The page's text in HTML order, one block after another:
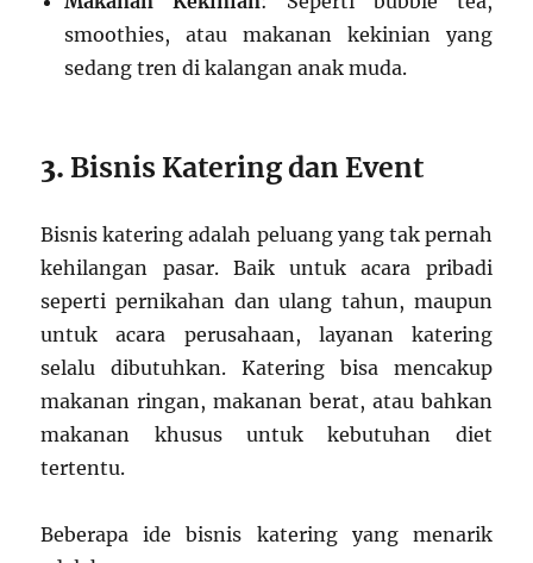
smoothies, atau makanan kekinian yang
sedang tren di kalangan anak muda.
3. Bisnis Katering dan Event
Bisnis katering adalah peluang yang tak pernah
kehilangan pasar. Baik untuk acara pribadi
seperti pernikahan dan ulang tahun, maupun
untuk acara perusahaan, layanan katering
selalu dibutuhkan. Katering bisa mencakup
makanan ringan, makanan berat, atau bahkan
makanan khusus untuk kebutuhan diet
tertentu.
Beberapa ide bisnis katering yang menarik